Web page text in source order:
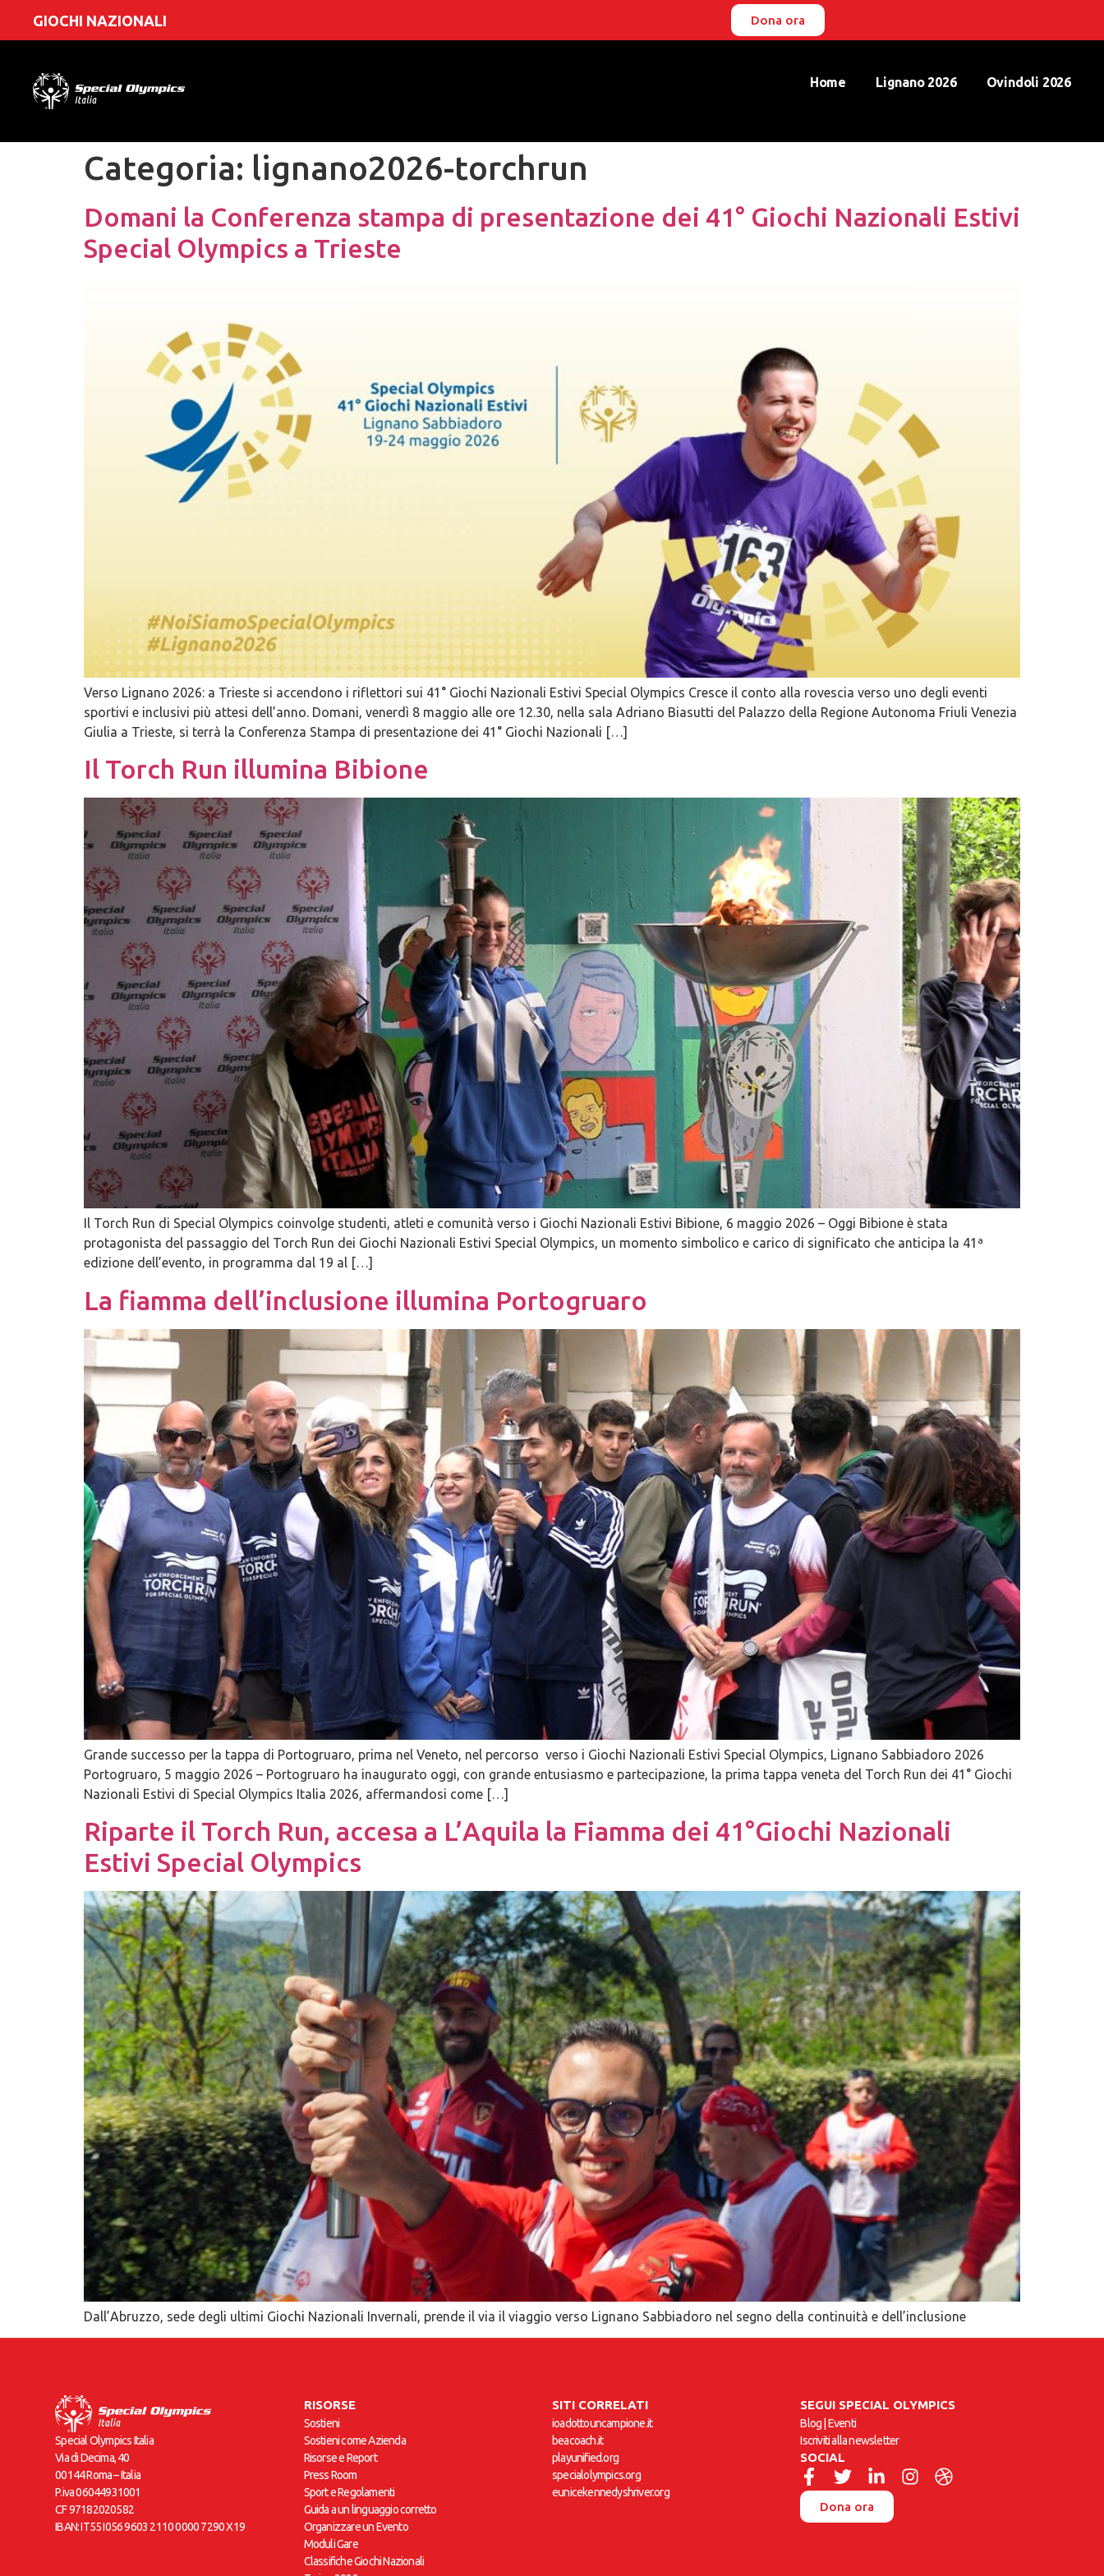
GIOCHI NAZIONALI Dona ora
Home Lignano 2026 Ovindoli 2026
Categoria: lignano2026-torchrun
Domani la Conferenza stampa di presentazione dei 41° Giochi Nazionali Estivi
Special Olympics a Trieste
Verso Lignano 2026: a Trieste si accendono i riflettori sui 41° Giochi Nazionali Estivi Special Olympics Cresce il conto alla rovescia verso uno degli eventi
sportivi e inclusivi più attesi dell’anno. Domani, venerdì 8 maggio alle ore 12.30, nella sala Adriano Biasutti del Palazzo della Regione Autonoma Friuli Venezia
Giulia a Trieste, si terrà la Conferenza Stampa di presentazione dei 41° Giochi Nazionali […]
Il Torch Run illumina Bibione
Il Torch Run di Special Olympics coinvolge studenti, atleti e comunità verso i Giochi Nazionali Estivi Bibione, 6 maggio 2026 – Oggi Bibione è stata
protagonista del passaggio del Torch Run dei Giochi Nazionali Estivi Special Olympics, un momento simbolico e carico di significato che anticipa la 41ª
edizione dell’evento, in programma dal 19 al […]
La fiamma dell’inclusione illumina Portogruaro
Grande successo per la tappa di Portogruaro, prima nel Veneto, nel percorso verso i Giochi Nazionali Estivi Special Olympics, Lignano Sabbiadoro 2026
Portogruaro, 5 maggio 2026 – Portogruaro ha inaugurato oggi, con grande entusiasmo e partecipazione, la prima tappa veneta del Torch Run dei 41° Giochi
Nazionali Estivi di Special Olympics Italia 2026, affermandosi come […]
Riparte il Torch Run, accesa a L’Aquila la Fiamma dei 41°Giochi Nazionali
Estivi Special Olympics
Dall’Abruzzo, sede degli ultimi Giochi Nazionali Invernali, prende il via il viaggio verso Lignano Sabbiadoro nel segno della continuità e dell’inclusione
Special Olympics Italia
Via di Decima, 40
00144 Roma – Italia
P.iva 06044931001
CF 97182020582
IBAN: IT55 I056 9603 2110 0000 7290 X19
RISORSE
Sostieni
Sostieni come Azienda
Risorse e Report
Press Room
Sport e Regolamenti
Guida a un linguaggio corretto
Organizzare un Evento
Moduli Gare
Classifiche Giochi Nazionali
SITI CORRELATI
ioadottouncampione.it
beacoach.it
playunified.org
specialolympics.org
eunicekennedyshriver.org
SEGUI SPECIAL OLYMPICS
Blog|Eventi
Iscriviti alla newsletter
SOCIAL
Dona ora